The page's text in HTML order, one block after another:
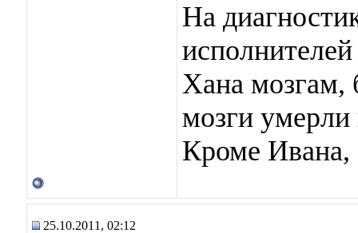
На
исполнителей
Хана мозгам,
мозги умерли
Кроме Ивана,
25.10.2011, 02:12